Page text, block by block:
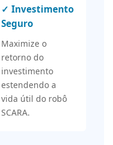
✓ Investimento
Seguro
Maximize o
retorno do
investimento
estendendo a
vida útil do robô
SCARA.